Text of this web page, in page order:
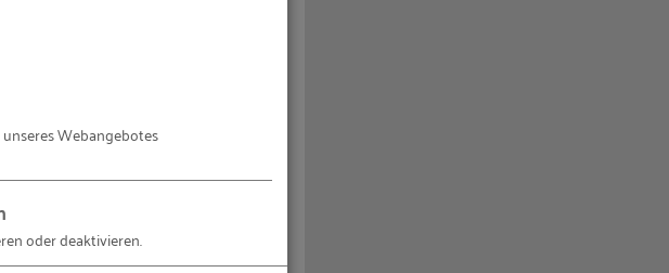
gesagt, stehen Männer
In Führungspositionen der
ebenso gefordert
ist, aber auch das
zu finden.
in der
irgendwann ist es
Webangebotes
oder deaktivieren.